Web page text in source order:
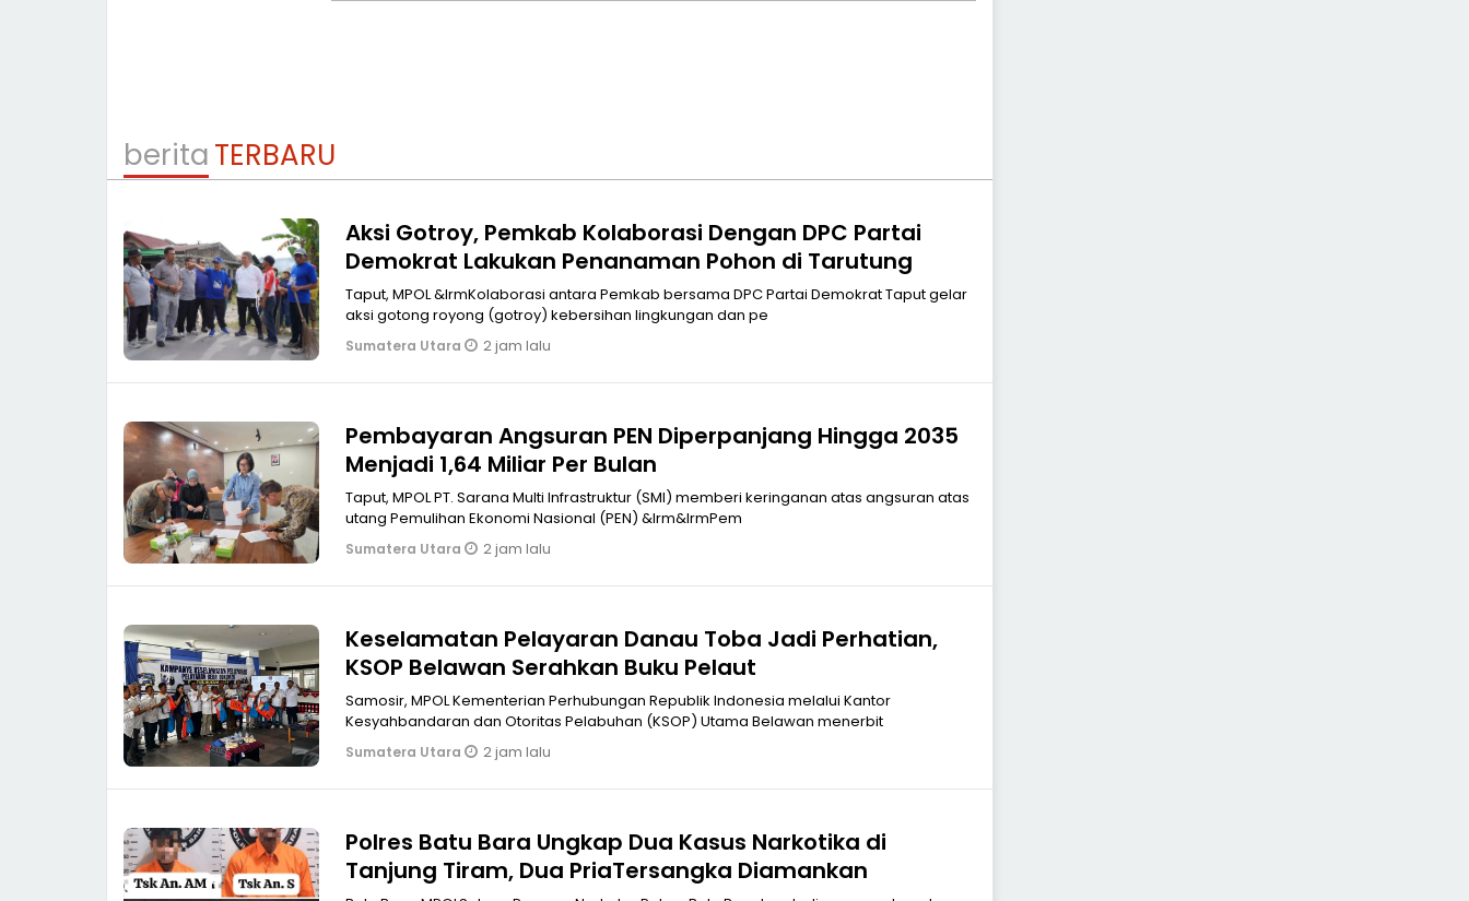
beritaTERBARU
Aksi Gotroy, Pemkab ‎Kolaborasi Dengan DPC Partai
Demokrat Lakukan Penanaman Pohon di Tarutung
Taput, MPOL &lrmKolaborasi antara Pemkab bersama DPC Partai Demokrat Taput gelar
aksi gotong royong (gotroy) kebersihan lingkungan dan pe
Sumatera Utara 2 jam lalu
Pembayaran Angsuran PEN Diperpanjang Hingga 2035
Menjadi 1,64 Miliar Per Bulan
Taput, MPOL PT. Sarana Multi Infrastruktur (SMI) memberi keringanan atas angsuran atas
utang Pemulihan Ekonomi Nasional (PEN) &lrm&lrmPem
Sumatera Utara 2 jam lalu
Keselamatan Pelayaran Danau Toba Jadi Perhatian,
KSOP Belawan Serahkan Buku Pelaut
Samosir, MPOL Kementerian Perhubungan Republik Indonesia melalui Kantor
Kesyahbandaran dan Otoritas Pelabuhan (KSOP) Utama Belawan menerbit
Sumatera Utara 2 jam lalu
Polres Batu Bara Ungkap Dua Kasus Narkotika di
Tanjung Tiram, Dua PriaTersangka Diamankan